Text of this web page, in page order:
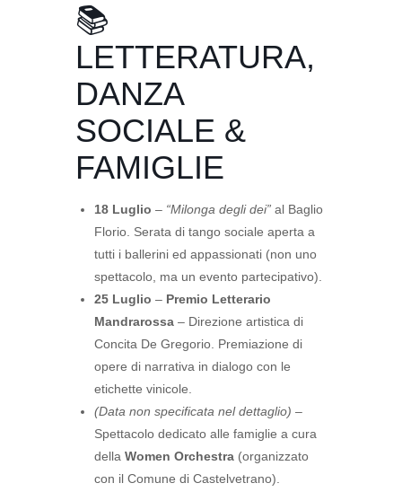
📚
LETTERATURA,
DANZA
SOCIALE &
FAMIGLIE
18 Luglio – “Milonga degli dei” al Baglio
Florio. Serata di tango sociale aperta a
tutti i ballerini ed appassionati (non uno
spettacolo, ma un evento partecipativo).
25 Luglio – Premio Letterario
Mandrarossa – Direzione artistica di
Concita De Gregorio. Premiazione di
opere di narrativa in dialogo con le
etichette vinicole.
(Data non specificata nel dettaglio) –
Spettacolo dedicato alle famiglie a cura
della Women Orchestra (organizzato
con il Comune di Castelvetrano).